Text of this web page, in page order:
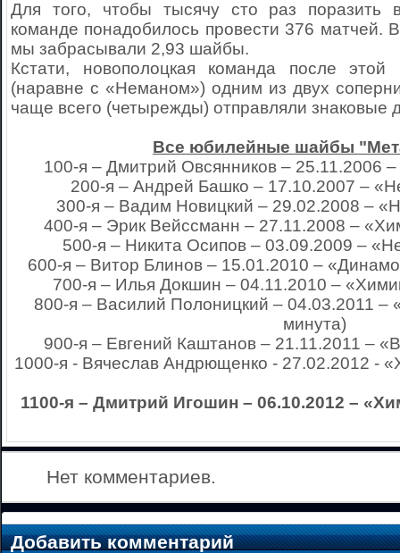
Для того, чтобы тысячу сто раз поразить
команде понадобилось провести 376 матчей.
мы забрасывали 2,93 шайбы.
Кстати, новополоцкая команда после
(наравне с «Неманом») одним из двух
чаще всего (четырежды) отправляли
Все юбилейные шайбы
100-я – Дмитрий Овсянников – 25.11.2006
200-я – Андрей Башко – 17.10.2007 –
300-я – Вадим Новицкий – 29.02.2008 –
400-я – Эрик Вейссманн – 27.11.2008 –
500-я – Никита Осипов – 03.09.2009 –
600-я – Витор Блинов – 15.01.2010 –
700-я – Илья Докшин – 04.11.2010 –
800-я – Василий Полоницкий – 04.03.2011 –
минута)
900-я – Евгений Каштанов – 21.11.2011 –
1000-я - Вячеслав Андрющенко - 27.02.2012 -
1100-я – Дмитрий Игошин – 06.10.2012 –
Нет комментариев.
Добавить комментарий